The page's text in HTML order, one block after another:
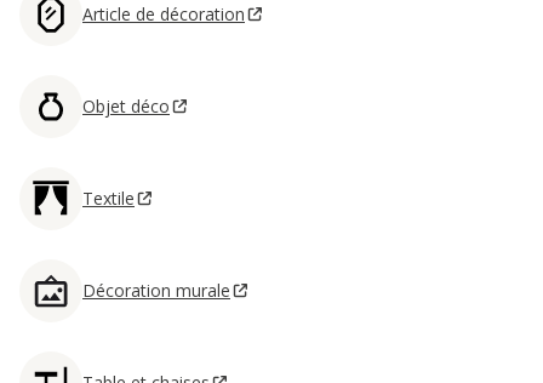
Article de décoration
Objet déco
Textile
Décoration murale